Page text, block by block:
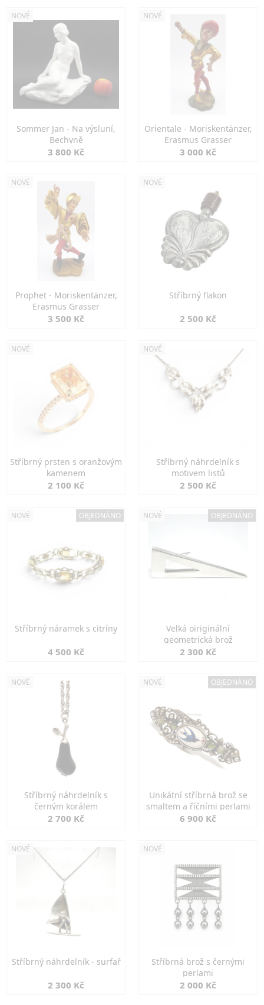
NOVÉ
Sommer Jan - Na výsluní,
Bechyně
3 800 Kč
NOVÉ
Orientale - Moriskentänzer,
Erasmus Grasser
3 000 Kč
NOVÉ
Prophet - Moriskentänzer,
Erasmus Grasser
3 500 Kč
NOVÉ
Stříbrný flakon
2 500 Kč
NOVÉ
Stříbrný prsten s oranžovým
kamenem
2 100 Kč
NOVÉ
Stříbrný náhrdelník s
motivem listů
2 500 Kč
NOVÉ OBJEDNÁNO
Stříbrný náramek s citríny
4 500 Kč
NOVÉ OBJEDNÁNO
Velká oiriginální
geometrická brož
2 300 Kč
NOVÉ
Stříbrný náhrdelník s
černým korálem
2 700 Kč
NOVÉ OBJEDNÁNO
Unikátní stříbrná brož se
smaltem a říčními perlami
6 900 Kč
NOVÉ
Stříbrný náhrdelník - surfař
2 300 Kč
NOVÉ
Stříbrná brož s černými
perlami
2 000 Kč